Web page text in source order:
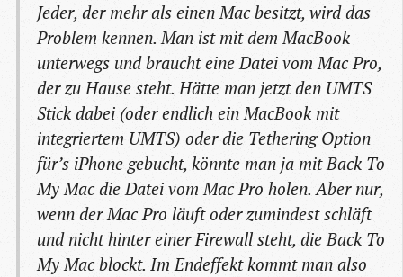
Jeder, der mehr als einen Mac besitzt, wird das
Problem kennen. Man ist mit dem MacBook
unterwegs und braucht eine Datei vom Mac Pro,
der zu Hause steht. Hätte man jetzt den UMTS
Stick dabei (oder endlich ein MacBook mit
integriertem UMTS) oder die Tethering Option
für’s iPhone gebucht, könnte man ja mit Back To
My Mac die Datei vom Mac Pro holen. Aber nur,
wenn der Mac Pro läuft oder zumindest schläft
und nicht hinter einer Firewall steht, die Back To
My Mac blockt. Im Endeffekt kommt man also